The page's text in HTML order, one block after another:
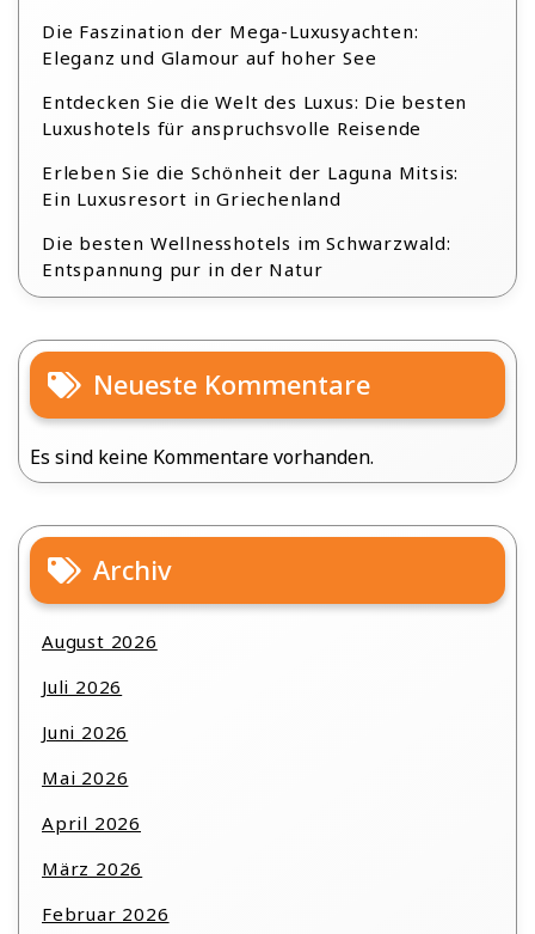
Die Faszination der Mega-Luxusyachten:
Eleganz und Glamour auf hoher See
Entdecken Sie die Welt des Luxus: Die besten
Luxushotels für anspruchsvolle Reisende
Erleben Sie die Schönheit der Laguna Mitsis:
Ein Luxusresort in Griechenland
Die besten Wellnesshotels im Schwarzwald:
Entspannung pur in der Natur
Neueste Kommentare
Es sind keine Kommentare vorhanden.
Archiv
August 2026
Juli 2026
Juni 2026
Mai 2026
April 2026
März 2026
Februar 2026